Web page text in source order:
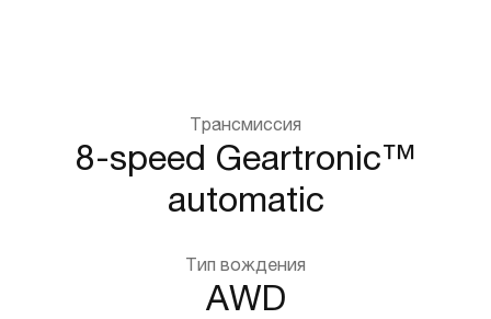
Трансмиссия
8-speed Geartronic™
automatic
Тип вождения
AWD